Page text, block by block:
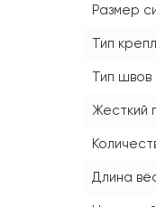
Размер
Тип
Тип швов
Жесткий
Длина